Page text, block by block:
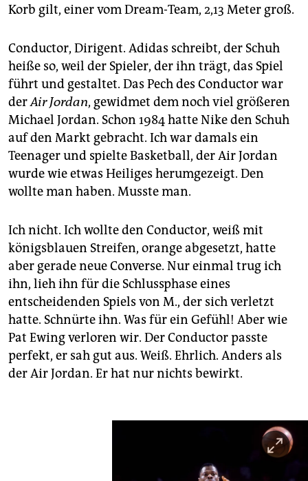
Korb gilt, einer vom Dream-Team, 2,13 Meter groß.
Conductor, Dirigent. Adidas schreibt, der Schuh
heiße so, weil der Spieler, der ihn trägt, das Spiel
führt und gestaltet. Das Pech des Conductor war
derAir Jordan, gewidmet dem noch viel größeren
Michael Jordan. Schon 1984 hatte Nike den Schuh
auf den Markt gebracht. Ich war damals ein
Teenager und spielte Basketball, der Air Jordan
wurde wie etwas Heiliges herumgezeigt. Den
wollte man haben. Musste man.
Ich nicht. Ich wollte den Conductor, weiß mit
königsblauen Streifen, orange abgesetzt, hatte
aber gerade neue Converse. Nur einmal trug ich
ihn, lieh ihn für die Schlussphase eines
entscheidenden Spiels von M., der sich verletzt
hatte. Schnürte ihn. Was für ein Gefühl! Aber wie
Pat Ewing verloren wir. Der Conductor passte
perfekt, er sah gut aus. Weiß. Ehrlich. Anders als
der Air Jordan. Er hat nur nichts bewirkt.